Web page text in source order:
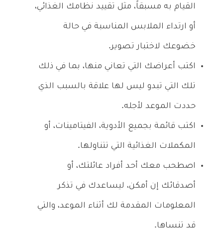
القيام به مسبقاً، مثل تقييد نظامك الغذائي،
أو ارتداء الملابس المناسبة في حالة
خضوعك لاختبار تصوير.
اكتب أعراضك التي تعاني منها، بما في ذلك
تلك التي تبدو ليس لها علاقة بالسبب الذي
حددت الموعد لأجله.
اكتب قائمة بجميع الأدوية، الفيتامينات، أو
المكملات الغذائية التي تتناولها.
اصطحب معك أحد أفراد عائلتك، أو
أصدقائك إن أمكن، ليساعدك في تذكر
المعلومات المقدمة لك أثناء الموعد، والتي
قد تنساها.